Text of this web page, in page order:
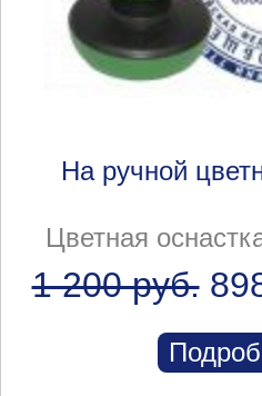
На ручной
Цветная
1 200 руб.